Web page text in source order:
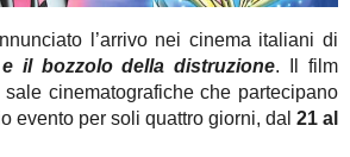
l’arrivo nei cinema italiani di
il bozzolo della distruzione. Il film
cinematografiche che partecipano
evento per soli quattro giorni, dal 21 al